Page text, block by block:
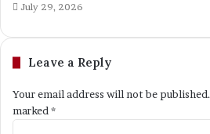
July 29, 2026
Leave a Reply
Your email address will not be published.
marked *